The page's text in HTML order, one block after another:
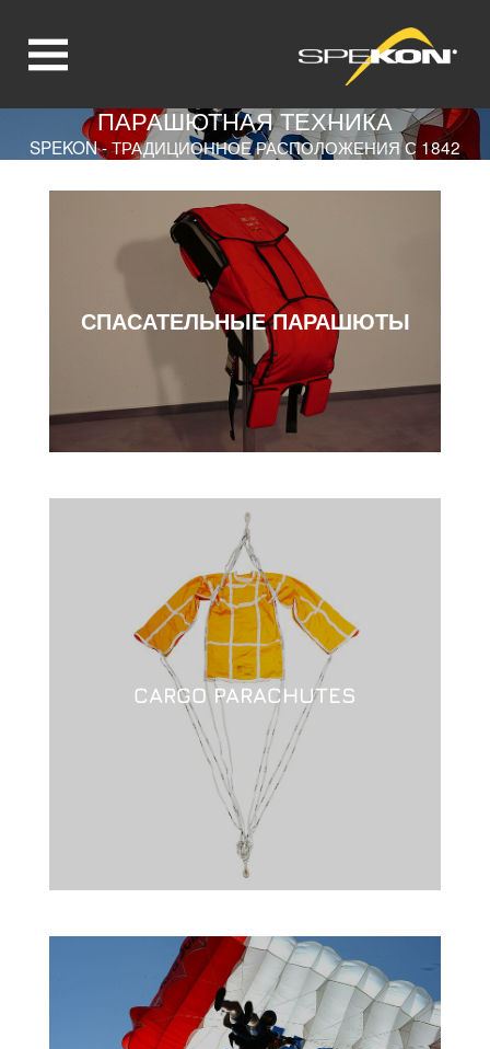
Jump directly to main navigation
Jump directly to contentПАРАШЮТНАЯ ТЕХНИКА
SPEKON - ТРАДИЦИОННОЕ РАСПОЛОЖЕНИЯ С 1842
СПАСАТЕЛЬНЫЕ ПАРАШЮТЫ
CARGO PARACHUTES